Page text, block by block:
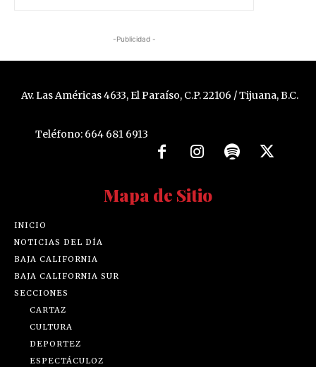
-Publicidad -
Av. Las Américas 4633, El Paraíso, C.P. 22106 / Tijuana, B.C.
Teléfono: 664 681 6913
Mapa de Sitio
INICIO
NOTICIAS DEL DÍA
BAJA CALIFORNIA
BAJA CALIFORNIA SUR
SECCIONES
CARTAZ
CULTURA
DEPORTEZ
ESPECTÁCULOZ